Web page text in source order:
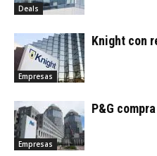
Deals
Empresas
Knight con
Empresas
P&G